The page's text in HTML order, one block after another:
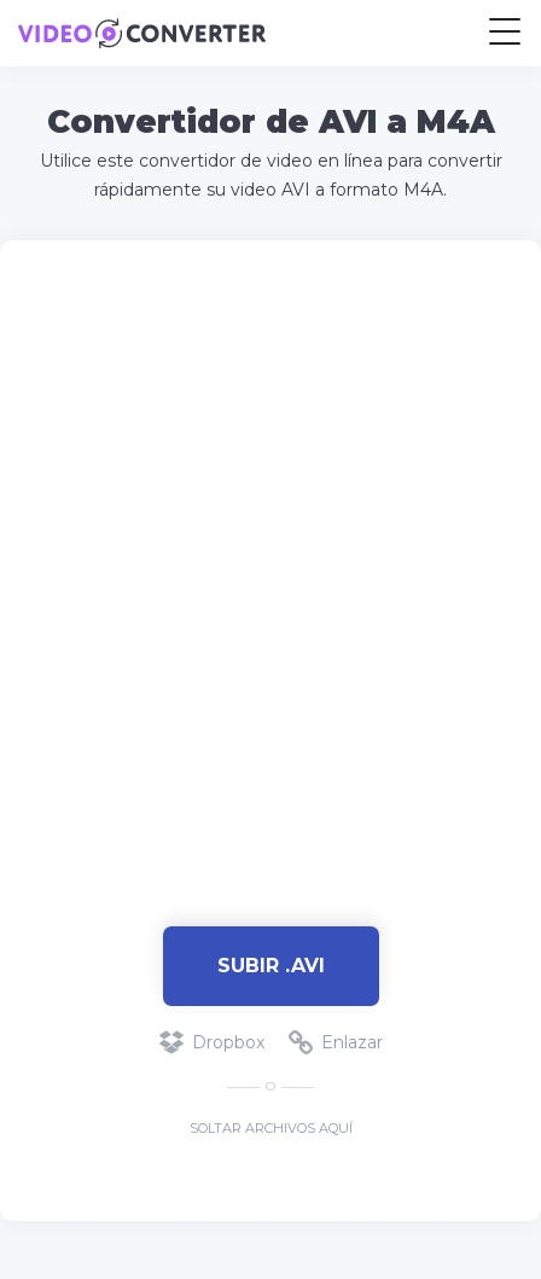
Convertidor de AVI a M4A
Utilice este convertidor de video en línea para convertir
rápidamente su video AVI a formato M4A.
SUBIR .AVI
Dropbox Enlazar
O
SOLTAR ARCHIVOS AQUÍ